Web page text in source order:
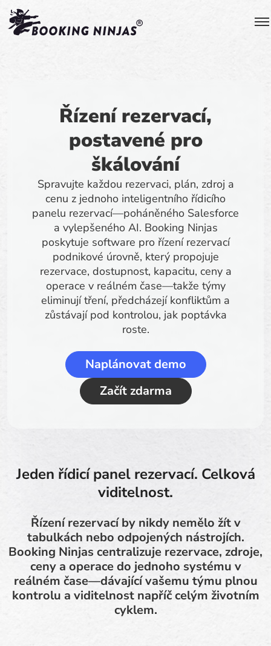
Řízení rezervací,
postavené pro
škálování
Spravujte každou rezervaci, plán, zdroj a
cenu z jednoho inteligentního řídicího
panelu rezervací—poháněného Salesforce
a vylepšeného AI. Booking Ninjas
poskytuje software pro řízení rezervací
podnikové úrovně, který propojuje
rezervace, dostupnost, kapacitu, ceny a
operace v reálném čase—takže týmy
eliminují tření, předcházejí konfliktům a
zůstávají pod kontrolou, jak poptávka
roste.
Naplánovat demo
Začít zdarma
Jeden řídicí panel rezervací. Celková
viditelnost.
Řízení rezervací by nikdy nemělo žít v
tabulkách nebo odpojených nástrojích.
Booking Ninjas centralizuje rezervace, zdroje,
ceny a operace do jednoho systému v
reálném čase—dávající vašemu týmu plnou
kontrolu a viditelnost napříč celým životním
cyklem.